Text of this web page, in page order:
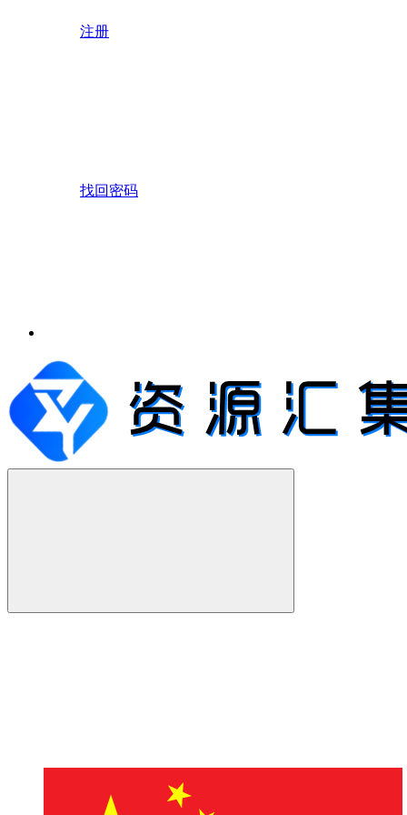
注册
找回密码